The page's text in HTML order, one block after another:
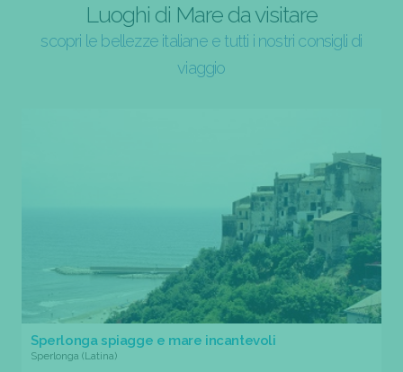
Luoghi di Mare da visitare
scopri le bellezze italiane e tutti i nostri consigli di
viaggio
Sperlonga spiagge e mare incantevoli
Sperlonga (Latina)